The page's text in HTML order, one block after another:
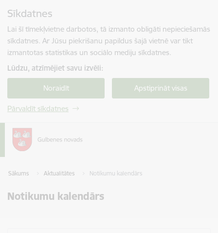
Sīkdatnes
Lai šī tīmekļvietne darbotos, tā izmanto obligāti nepieciešamās
sīkdatnes. Ar Jūsu piekrišanu papildus šajā vietnē var tikt
izmantotas statistikas un sociālo mediju sīkdatnes.
Lūdzu, atzīmējiet savu izvēli:
Noraidīt Apstiprināt visas
Pārvaldīt sīkdatnes
Sākums Aktualitātes Notikumu kalendārs
Notikumu kalendārs